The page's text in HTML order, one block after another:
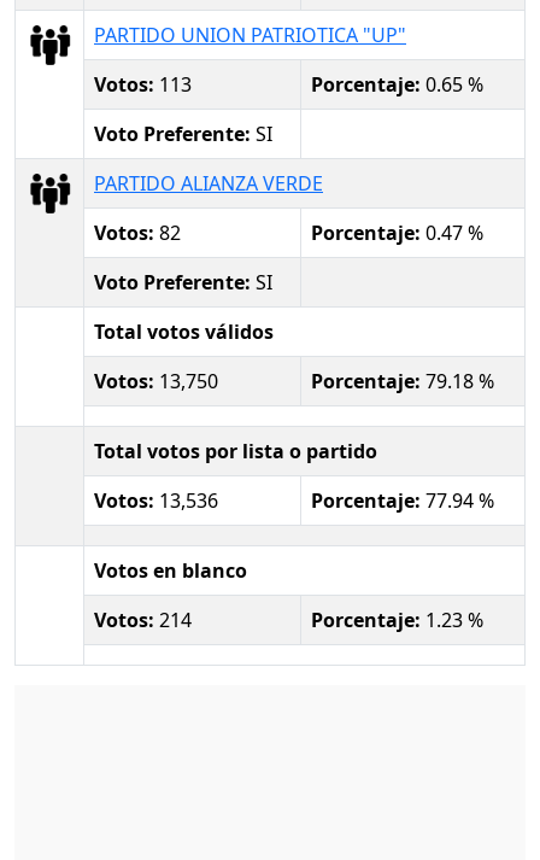
PARTIDO UNION PATRIOTICA "UP"
Votos: 113 Porcentaje: 0.65 %
Voto Preferente: SI
PARTIDO ALIANZA VERDE
Votos: 82 Porcentaje: 0.47 %
Voto Preferente: SI
Total votos válidos
Votos: 13,750 Porcentaje: 79.18 %
Total votos por lista o partido
Votos: 13,536 Porcentaje: 77.94 %
Votos en blanco
Votos: 214 Porcentaje: 1.23 %